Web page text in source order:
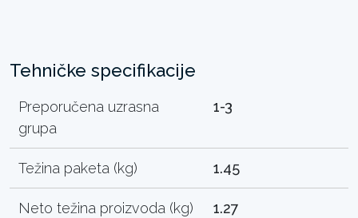
Tehničke specifikacije
Preporučena uzrasna
grupa
1-3
Težina paketa (kg) 1.45
Neto težina proizvoda (kg) 1.27